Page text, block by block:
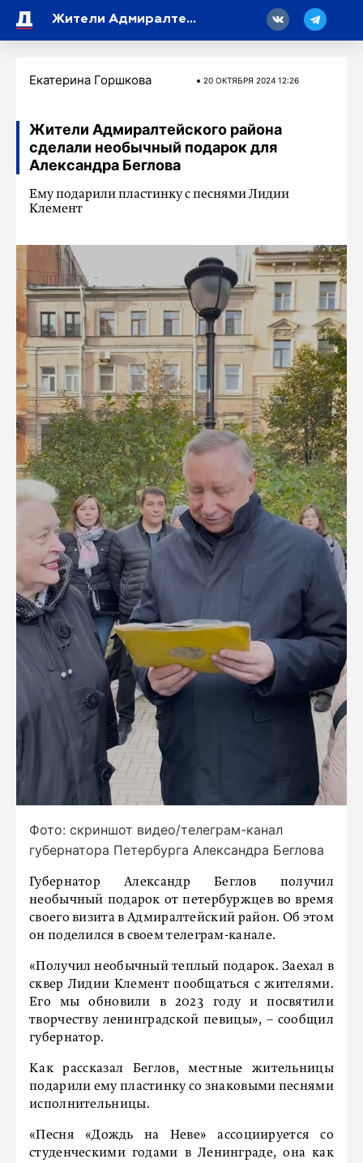
Жители Адмиралтейского района сделали необычный подарок для Александра Беглова
Екатерина Горшкова 20 ОКТЯБРЯ 2024 12:26
Жители Адмиралтейского района
сделали необычный подарок для
Александра Беглова
Ему подарили пластинку с песнями Лидии
Клемент
Фото: скриншот видео/телеграм-канал
губернатора Петербурга Александра Беглова
Губернатор Александр Беглов получил
необычный подарок от петербуржцев во время
своего визита в Адмиралтейский район. Об этом
он поделился в своем телеграм-канале.
«Получил необычный теплый подарок. Заехал в
сквер Лидии Клемент пообщаться с жителями.
Его мы обновили в 2023 году и посвятили
творчеству ленинградской певицы», – сообщил
губернатор.
Как рассказал Беглов, местные жительницы
подарили ему пластинку со знаковыми песнями
исполнительницы.
«Песня «Дождь на Неве» ассоциируется со
студенческими годами в Ленинграде, она как